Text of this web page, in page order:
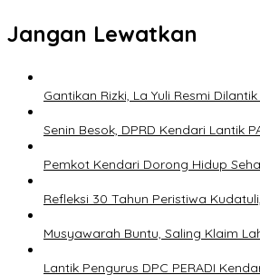
Jangan Lewatkan
Gantikan Rizki, La Yuli Resmi
Senin Besok, DPRD Kendari Lantik
Pemkot Kendari Dorong Hidup
Refleksi 30 Tahun Peristiwa
Musyawarah Buntu, Saling Klaim
Lantik Pengurus DPC PERADI